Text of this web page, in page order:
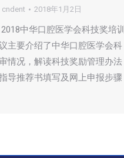
cndent 2018年1月2日
中华口腔医学会科技奖培训
主要介绍了中华口腔医学会科
情况，解读科技奖励管理办法
导推荐书填写及网上申报步骤